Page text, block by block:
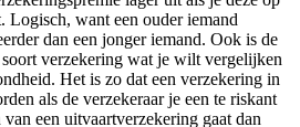
Logisch, want een ouder iemand
dan een jonger iemand. Ook is de
verzekering wat je wilt vergelijken
Het is zo dat een verzekering in
als de verzekeraar je een te riskant
een uitvaartverzekering gaat dan